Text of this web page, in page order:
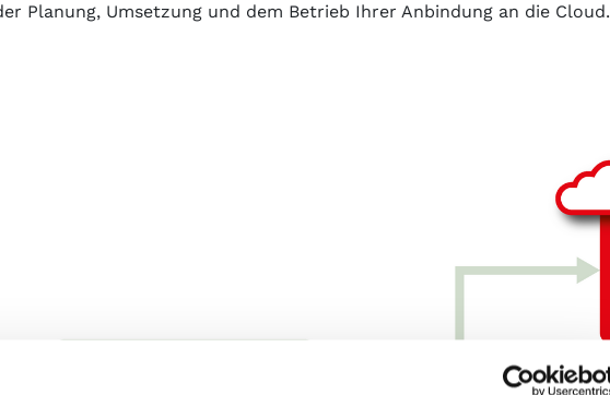
Planung, Umsetzung und dem Betrieb Ihrer Anbindung an die Cloud.